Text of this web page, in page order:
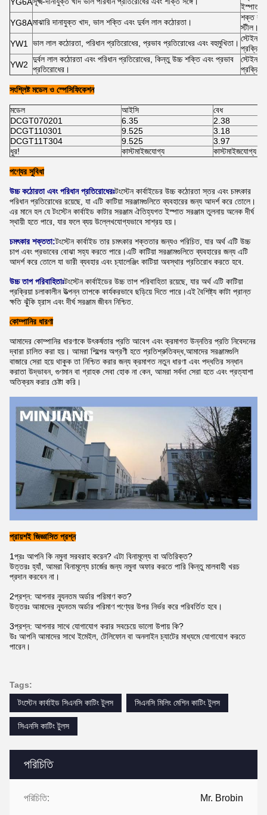
পরিচিতি
পরিচিতি: Mr. Brobin
ইস্পাত
YG8Aমাঝারি দানাযুক্ত খাদ, ভাল শক্তি এবং দুর্বল লাল কঠোরতা।
শক্ত
স্টীল।
YW1
ভাল লাল কঠোরতা, পরিধান প্রতিরোধের, প্রভাব প্রতিরোধের এবং বহুমুখিতা।
YW2
দুর্বল লাল কঠোরতা এবং পরিধান প্রতিরোধের, কিন্তু উচ্চ শক্তি এবং প্রভাব
প্রতিরোধের।
সংশ্লিষ্ট মডেল ও স্পেসিফিকেশন
মডেল আইসি
বেধ
DCGT070201
6.35
2.38
DCGT110301
9.525
3.18
DCGT11T304
9.525
3.97
ধুর!
কাস্টমাইজযোগ্য কাস্টমাইজযোগ্য
পণ্যের সুবিধা
উচ্চ কঠোরতা এবং পরিধান প্রতিরোধেরঃটংস্টেন কার্বাইডের উচ্চ কঠোরতা স্তর এবং চমৎকার
পরিধান প্রতিরোধের রয়েছে, যা এটি কাটিয়া সরঞ্জামগুলিতে ব্যবহারের জন্য আদর্শ করে তোলে।
এর মানে হল যে টংস্টেন কার্বাইড কাটার সরঞ্জাম ঐতিহ্যগত ইস্পাত সরঞ্জাম তুলনায় অনেক দীর্ঘ
স্থায়ী হতে পারে, যার ফলে ব্যয় উল্লেখযোগ্যভাবে সাশ্রয় হয়।
চমৎকার শক্ততা:টংস্টেন কার্বাইড তার চমৎকার শক্ততার জন্যও পরিচিত, যার অর্থ এটি উচ্চ
চাপ এবং প্রভাবের বোঝা সহ্য করতে পারে।এটি কাটিয়া সরঞ্জামগুলিতে ব্যবহারের জন্য এটি
আদর্শ করে তোলে যা ভারী ব্যবহার এবং চ্যালেঞ্জিং কাটিয়া অবস্থার প্রতিরোধ করতে হবে.
উচ্চ তাপ পরিবাহিতাঃটংস্টেন কার্বাইডের উচ্চ তাপ পরিবাহিতা রয়েছে, যার অর্থ এটি কাটিয়া
প্রক্রিয়া চলাকালীন উত্পন্ন তাপকে কার্যকরভাবে ছড়িয়ে দিতে পারে।এই বৈশিষ্ট্য কাটা প্রান্ত
ক্ষতি ঝুঁকি হ্রাস এবং দীর্ঘ সরঞ্জাম জীবন নিশ্চিত.
কোম্পানির ধারণা
আমাদের কোম্পানির ধারণাকে উৎকর্ষতার প্রতি আবেগ এবং ক্রমাগত উন্নতির প্রতি নিবেদনের
দ্বারা চালিত করা হয়। আমরা শিল্পের অগ্রণী হতে প্রতিশ্রুতিবদ্ধ,আমাদের সরঞ্জামগুলি
বাজারে সেরা হয়ে থাকুক তা নিশ্চিত করার জন্য ক্রমাগত নতুন ধারণা এবং পদ্ধতির সন্ধান
করাতা উদ্ভাবন, গুণমান বা গ্রাহক সেবা হোক না কেন, আমরা সর্বদা সেরা হতে এবং প্রত্যাশা
অতিক্রম করার চেষ্টা করি।
প্রায়শই জিজ্ঞাসিত প্রশ্ন
1প্রঃ আপনি কি নমুনা সরবরাহ করেন? এটা বিনামূল্যে বা অতিরিক্ত?
উত্তরঃ হ্যাঁ, আমরা বিনামূল্যে চার্জের জন্য নমুনা অফার করতে পারি কিন্তু মালবাহী খরচ
প্রদান করবেন না।
2প্রশ্ন: আপনার ন্যূনতম অর্ডার পরিমাণ কত?
উত্তরঃ আমাদের ন্যূনতম অর্ডার পরিমাণ পণ্যের উপর নির্ভর করে পরিবর্তিত হবে।
3প্রশ্ন: আপনার সাথে যোগাযোগ করার সবচেয়ে ভালো উপায় কি?
উঃ আপনি আমাদের সাথে ইমেইল, টেলিফোন বা অনলাইন চ্যাটের মাধ্যমে যোগাযোগ করতে
পারেন।
Tags:
টংস্টেন কার্বাইড সিএনসি কাটিং টুলস
সিএনসি মিলিং মেশিন কাটিং টুলস
সিএনসি কাটিং টুলস